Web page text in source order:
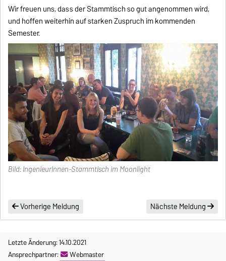
Wir freuen uns, dass der Stammtisch so gut angenommen wird,
und hoffen weiterhin auf starken Zuspruch im kommenden
Semester.
Bild: IngenieurInnen-Stammtisch im Moonlight
Vorherige Meldung Nächste Meldung
Letzte Änderung: 14.10.2021
Ansprechpartner:
Webmaster